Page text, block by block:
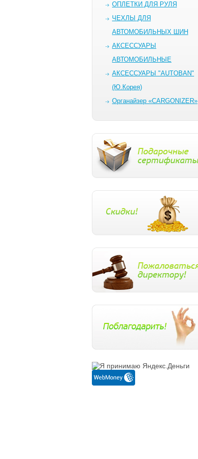
ОПЛЕТКИ ДЛЯ РУЛЯ
ЧЕХЛЫ ДЛЯ
АВТОМОБИЛЬНЫХ ШИН
AКСЕССУАРЫ
АВТОМОБИЛЬНЫЕ
АКСЕССУАРЫ "AUTOBAN"
(Ю.Корея)
Органайзер «CARGONIZER»